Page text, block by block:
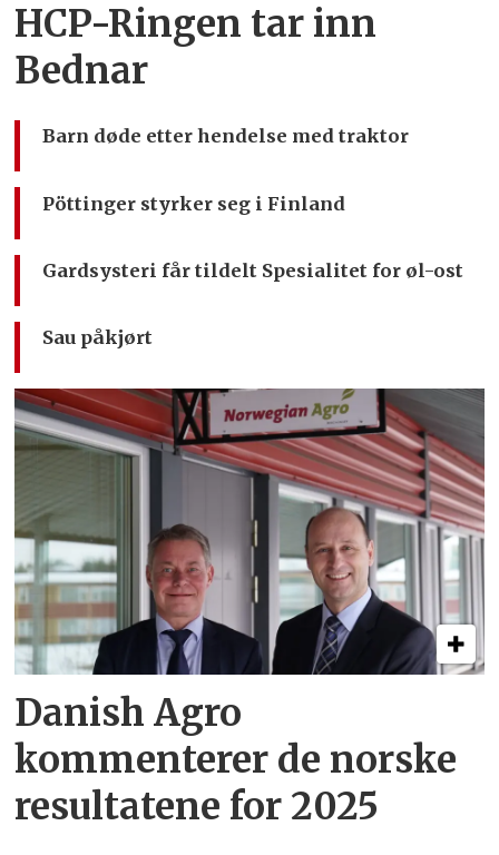
HCP-Ringen tar inn
Bednar
Barn døde etter hendelse med traktor
Pöttinger styrker seg i Finland
Gardsysteri får tildelt Spesialitet for øl-ost
Sau påkjørt
Danish Agro
kommenterer de norske
resultatene for 2025